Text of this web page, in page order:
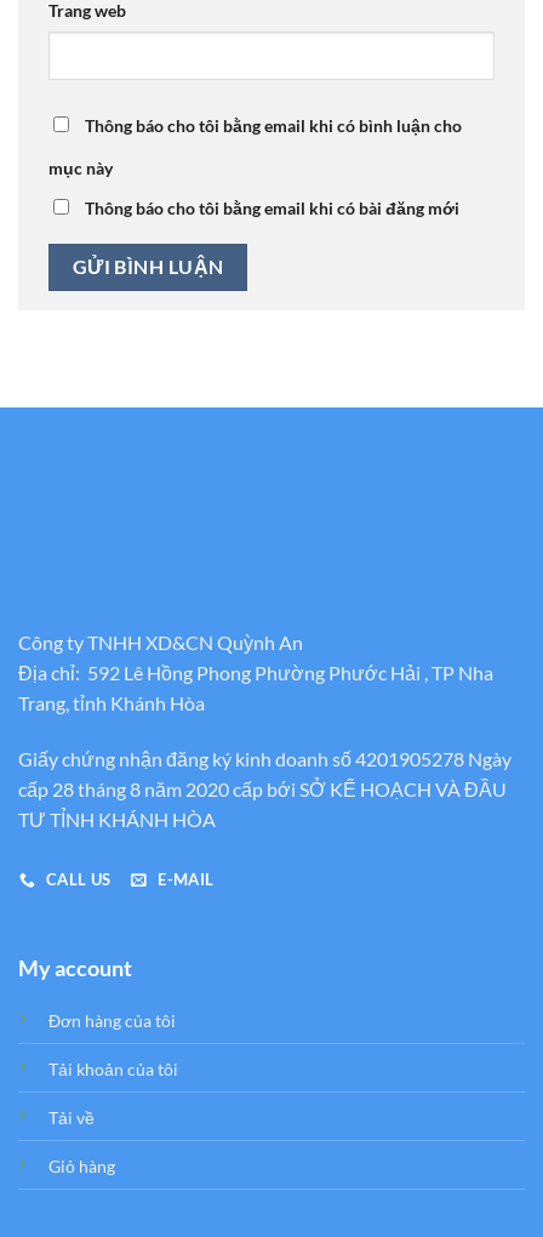
Trang web
Thông báo cho tôi bằng email khi có bình luận cho
mục này
Thông báo cho tôi bằng email khi có bài đăng mới
Công ty TNHH XD&CN Quỳnh An
Địa chỉ: 592 Lê Hồng Phong Phường Phước Hải , TP Nha
Trang, tỉnh Khánh Hòa
Giấy chứng nhận đăng ký kinh doanh số 4201905278 Ngày
cấp 28 tháng 8 năm 2020 cấp bới SỞ KẾ HOẠCH VÀ ĐẦU
TƯ TỈNH KHÁNH HÒA
CALL US E-MAIL
My account
Đơn hàng của tôi
Tải khoản của tôi
Tải về
Giỏ hàng